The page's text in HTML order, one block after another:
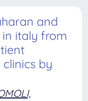
and
italy from
by